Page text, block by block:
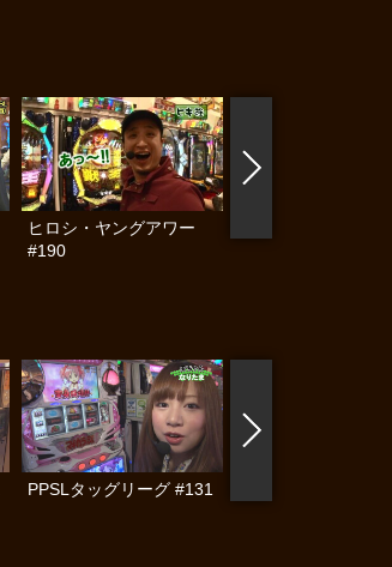
ヒロシ・ヤングアワー
#190
PPSLタッグリーグ #131